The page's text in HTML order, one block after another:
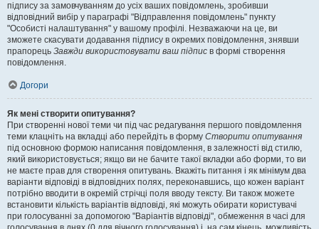
підпису за замовчуванням до усіх ваших повідомлень, зробивши
відповідний вибір у параграфі "Відправлення повідомлень" пункту
"Особисті налаштування" у вашому профілі. Незважаючи на це, ви
зможете скасувати додавання підпису в окремих повідомлення, знявши
прапорець Завжди використовувати ваш підпис в формі створення
повідомлення.
Догори
Як мені створити опитування?
При створенні нової теми чи під час редагування першого повідомлення
теми клацніть на вкладці або перейдіть в форму Створити опитування
під основною формою написання повідомлення, в залежності від стилю,
який використовується; якщо ви не бачите такої вкладки або форми, то ви
не маєте прав для створення опитувань. Вкажіть питання і як мінімум два
варіанти відповіді в відповідних полях, переконавшись, що кожен варіант
потрібно вводити в окремій стрічці поля вводу тексту. Ви також можете
встановити кількість варіантів відповіді, які можуть обирати користувачі
при голосуванні за допомогою "Варіантів відповіді", обмеження в часі для